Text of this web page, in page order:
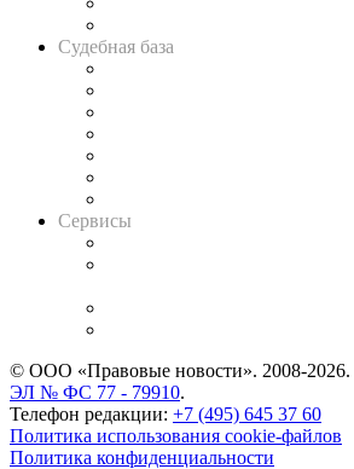
Судебная база
Сервисы
© ООО «Правовые новости». 2008-2026.
ЭЛ № ФС 77 - 79910.
Телефон редакции: +7 (495) 645 37 60
Политика использования cookie-файлов
Политика конфиденциальности